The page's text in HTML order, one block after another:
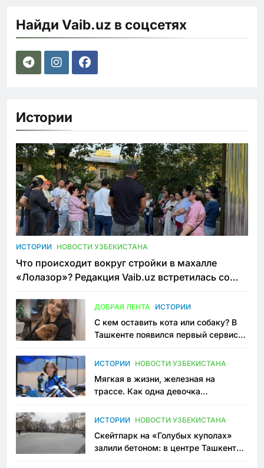
Найди Vaib.uz в соцсетях
Истории
ИСТОРИИ НОВОСТИ УЗБЕКИСТАНА
Что происходит вокруг стройки в махалле
«Лолазор»? Редакция Vaib.uz встретилась со
ДОБРАЯ ЛЕНТА ИСТОРИИ
С кем оставить кота или собаку? В
Ташкенте появился первый сервис
ИСТОРИИ НОВОСТИ УЗБЕКИСТАНА
Мягкая в жизни, железная на
трассе. Как одна девочка
Узбекистане
ИСТОРИИ НОВОСТИ УЗБЕКИСТАНА
Скейтпарк на «Голубых куполах»
залили бетоном: в центре Ташкента